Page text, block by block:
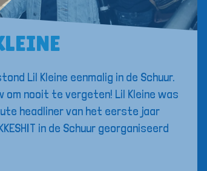
Lil Kleine eenmalig in de Schuur.
om nooit te vergeten! Lil Kleine was
headliner van het eerste jaar
in de Schuur georganiseerd